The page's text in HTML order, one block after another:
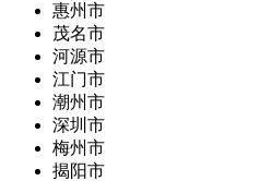
惠州市
茂名市
河源市
江门市
潮州市
深圳市
梅州市
揭阳市